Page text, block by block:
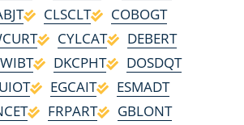
CLSCLT
COBOGT
CYLCAT
DEBERT
DKCPHT
DOSDQT
EGCAIT
ESMADT
FRPART
GBLONT